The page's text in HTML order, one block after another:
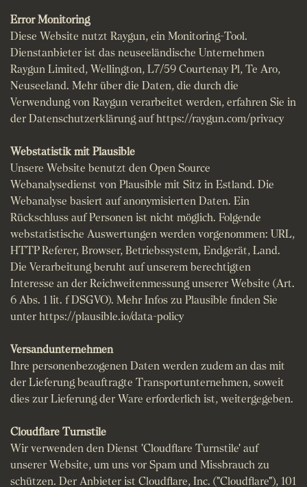
Error Monitoring
Diese Website nutzt Raygun, ein Monitoring-Tool.
Dienstanbieter ist das neuseeländische Unternehmen
Raygun Limited, Wellington, L7/59 Courtenay Pl, Te Aro,
Neuseeland. Mehr über die Daten, die durch die
Verwendung von Raygun verarbeitet werden, erfahren Sie in
der Datenschutzerklärung aufhttps://raygun.com/privacy
Webstatistik mit Plausible
Unsere Website benutzt den Open Source
Webanalysedienst von Plausible mit Sitz in Estland. Die
Webanalyse basiert auf anonymisierten Daten. Ein
Rückschluss auf Personen ist nicht möglich. Folgende
webstatistische Auswertungen werden vorgenommen: URL,
HTTP Referer, Browser, Betriebssystem, Endgerät, Land.
Die Verarbeitung beruht auf unserem berechtigten
Interesse an der Reichweitenmessung unserer Website (Art.
6 Abs. 1 lit. f DSGVO). Mehr Infos zu Plausible finden Sie
unter https://plausible.io/data-policy
Versandunternehmen
Ihre personenbezogenen Daten werden zudem an das mit
der Lieferung beauftragte Transportunternehmen, soweit
dies zur Lieferung der Ware erforderlich ist, weitergegeben.
Cloudflare Turnstile
Wir verwenden den Dienst 'Cloudflare Turnstile' auf
unserer Website, um uns vor Spam und Missbrauch zu
schützen. Der Anbieter ist Cloudflare, Inc. ("Cloudflare"), 101